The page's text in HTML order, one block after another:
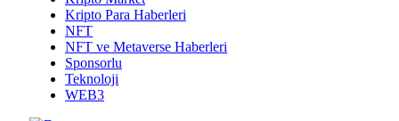
Kripto Para Haberleri
NFT
NFT ve Metaverse Haberleri
Sponsorlu
Teknoloji
WEB3